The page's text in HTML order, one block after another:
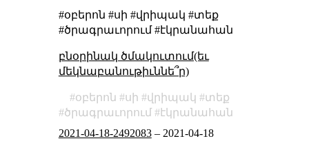
#օբերոն #սի #վրիպակ #տեք
#ծրագրաւորում #էկրանահան
բնօրինակ ծմակուտում(եւ
մեկնաբանութիւննե՞ր)
օբերոն սի վրիպակ
տեք
ծրագրաւորում
էկրանահան
2021-04-18-2492083– 2021-04-18